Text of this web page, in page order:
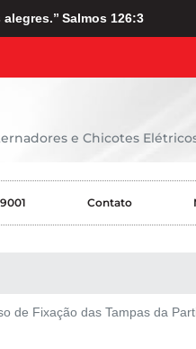
Salmos 126:3
e Chicotes
Contato
de Fixação das Tampas da